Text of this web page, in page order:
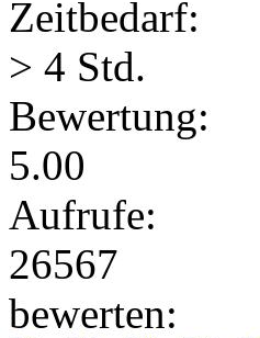
Zeitbedarf:
> 4 Std.
Bewertung:
5.00
Aufrufe:
26567
bewerten: